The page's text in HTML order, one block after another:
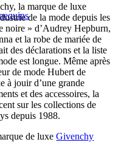
la marque de luxe
de la mode depuis les
noire » d’Audrey Hepburn,
et la robe de mariée de
des déclarations et la liste
est longue. Même après
de mode Hubert de
à jouir d’une grande
et des accessoires, la
sur les collections de
depuis 1988.
de luxeGivenchy